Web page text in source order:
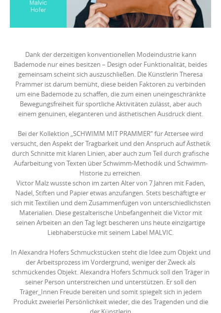
Dank der derzeitigen konventionellen Modeindustrie kann
Bademode nur eines besitzen – Design oder Funktionalität, beides
gemeinsam scheint sich auszuschließen. Die Künstlerin Theresa
Prammer ist darum bemüht, diese beiden Faktoren zu verbinden
um eine Bademode zu schaffen, die zum einen uneingeschränkte
Bewegungsfreiheit für sportliche Aktivitäten zulässt, aber auch
einem genuinen, eleganteren und ästhetischen Ausdruck dient.
Bei der Kollektion „SCHWIMM MIT PRAMMER“ für Attersee wird
versucht, den Aspekt der Tragbarkeit und den Anspruch auf Ästhetik
durch Schnitte mit klaren Linien, aber auch zum Teil durch grafische
Aufarbeitung von Texten über Schwimm-Methodik und Schwimm-
Historie zu erreichen.
Victor Malz wusste schon im zarten Alter von 7 Jahren mit Faden,
Nadel, Stiften und Papier etwas anzufangen. Stets beschäftigte er
sich mit Textilien und dem Zusammenfügen von unterschiedlichsten
Materialien. Diese gestalterische Unbefangenheit die Victor mit
seinen Arbeiten an den Tag legt bescheren uns heute einzigartige
Liebhaberstücke mit seinem Label MALVIC.
In Alexandra Hofers Schmuckstücken steht die Idee zum Objekt und
der Arbeitsprozess im Vordergrund, weniger der Zweck als
schmückendes Objekt. Alexandra Hofers Schmuck soll den Träger in
seiner Person unterstreichen und unterstützen. Er soll den
Träger_Innen Freude bereiten und somit spiegelt sich in jedem
Produkt zweierlei Persönlichkeit wieder, die des Tragenden und die